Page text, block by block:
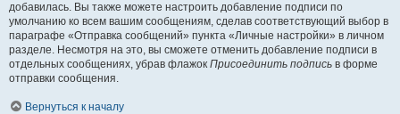
добавилась. Вы также можете настроить добавление подписи по
умолчанию ко всем вашим сообщениям, сделав соответствующий выбор в
параграфе «Отправка сообщений» пункта «Личные настройки» в личном
разделе. Несмотря на это, вы сможете отменить добавление подписи в
отдельных сообщениях, убрав флажок Присоединить подпись в форме
отправки сообщения.
Вернуться к началу